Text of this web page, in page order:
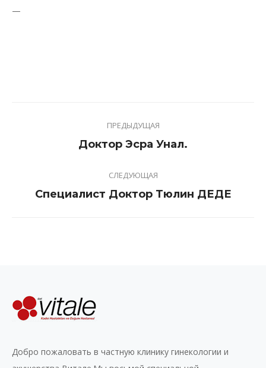
—
ПРЕДЫДУЩАЯ
Previous
Доктор Эсра Унал.
СЛЕДУЮЩАЯ
Next
Специалист Доктор Тюлин ДЕДЕ
Добро пожаловать в частную клинику гинекологии и